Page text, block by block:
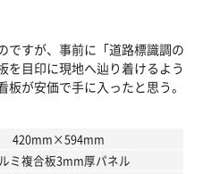
ですが、事前に「道路標識調の
を目印に現地へ辿り着けるよう
が安価で手に入ったと思う。
420mm×594mm
ミ複合板3mm厚パネル